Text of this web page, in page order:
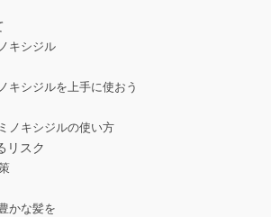
キシジル
キシジルを上手に使おう
ノキシジルの使い方
リスク
かな髪を